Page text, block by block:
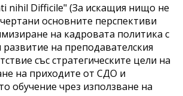
nihil Difficile" (За искащия нищо не
основните перспективи
на кадровата политика с
развитие на преподавателския
със стратегическите цели на
на приходите от СДО и
обучение чрез използване на